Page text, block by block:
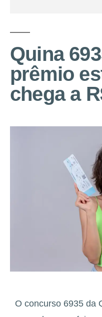
Quina
prêmio
chega a
O concurso 6935 da